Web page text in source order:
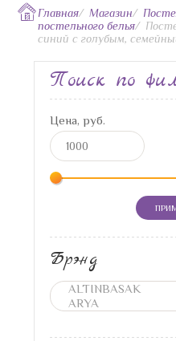
Главная/ Магазин/
постельного белья/
синий с голубым,
Поиск по
Цена, руб.
Брэнд